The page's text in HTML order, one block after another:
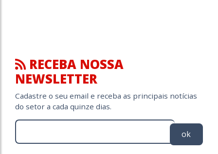
RECEBA NOSSA
NEWSLETTER
Cadastre o seu email e receba as principais notícias
do setor a cada quinze dias.
ok